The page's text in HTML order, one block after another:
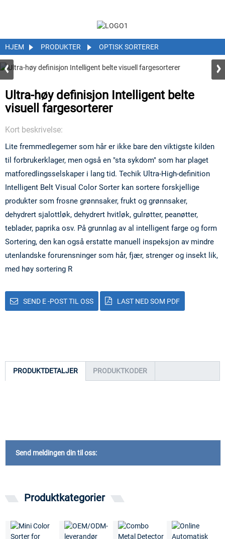
HJEM PRODUKTER OPTISK SORTERER
Ultra-høy definisjon Intelligent belte
visuell fargesorterer
Kort beskrivelse:
Lite fremmedlegemer som hår er ikke bare den viktigste kilden
til forbrukerklager, men også en "sta sykdom" som har plaget
matforedlingsselskaper i lang tid. Techik Ultra-High-definition
Intelligent Belt Visual Color Sorter kan sortere forskjellige
produkter som frosne grønnsaker, frukt og grønnsaker,
dehydrert sjalottløk, dehydrert hvitløk, gulrøtter, peanøtter,
teblader, paprika osv. På grunnlag av al intelligent farge og form
Sortering, den kan også erstatte manuell inspeksjon av mindre
utenlandske forurensninger som hår, fjær, strenger og insekt lik,
med høy sortering R
SEND E -POST TIL OSS LAST NED SOM PDF
PRODUKTDETALJER PRODUKTKODER
Send meldingen din til oss:
Produktkategorier